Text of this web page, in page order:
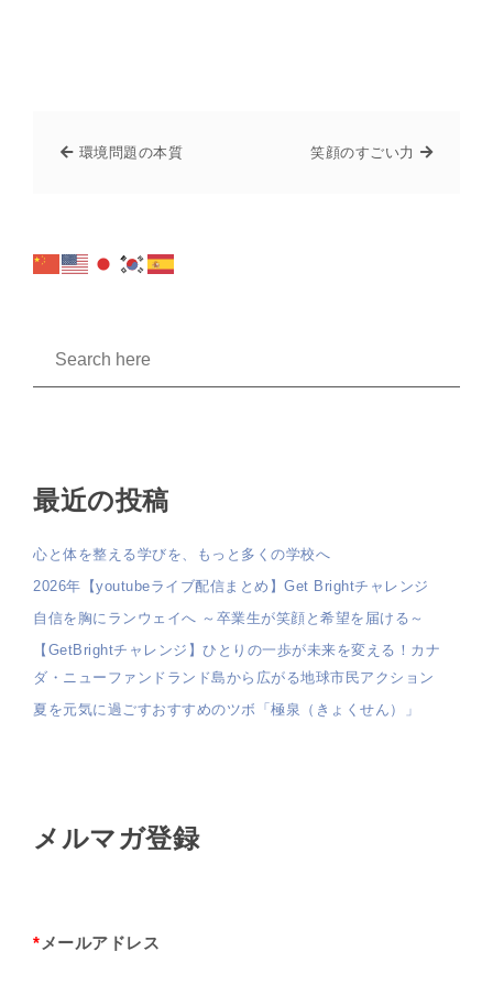
環境問題の本質 笑顔のすごい力
最近の投稿
心と体を整える学びを、もっと多くの学校へ
2026年【youtubeライブ配信まとめ】Get Brightチャレンジ
自信を胸にランウェイへ ～卒業生が笑顔と希望を届ける～
【GetBrightチャレンジ】ひとりの一歩が未来を変える！カナ
ダ・ニューファンドランド島から広がる地球市民アクション
夏を元気に過ごすおすすめのツボ「極泉（きょくせん）」
メルマガ登録
* メールアドレス